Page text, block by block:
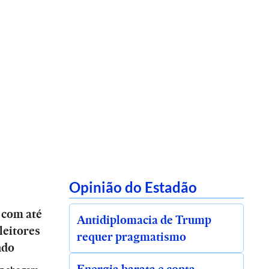
até
Opinião do Estadão
Antidiplomacia de Trump
requer pragmatismo